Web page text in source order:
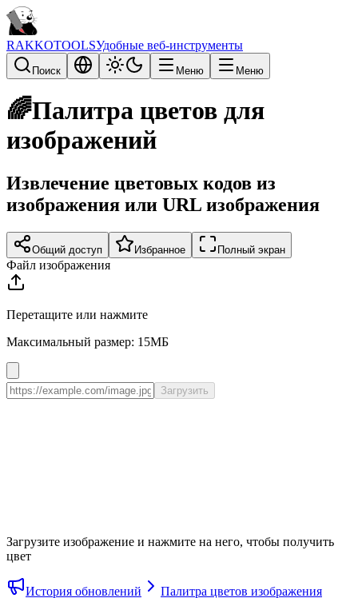
RAKKOTOOLSУдобные веб-инструменты
Поиск Меню Меню
🌈Палитра цветов для
изображений
Извлечение цветовых кодов из
изображения или URL изображения
Общий доступ Избранное Полный экран
Файл изображения
Перетащите или нажмите
Максимальный размер: 15МБ
Загрузить
Загрузите изображение и нажмите на него, чтобы получить
цвет
История обновлений
Палитра цветов изображения